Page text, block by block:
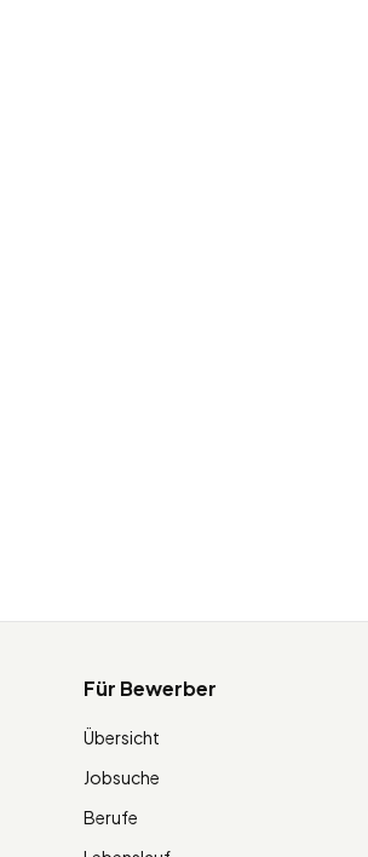
Für Bewerber
Übersicht
Jobsuche
Berufe